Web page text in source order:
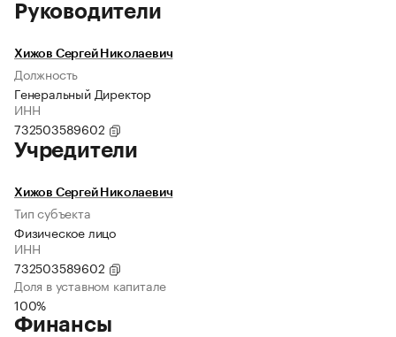
Руководители
Хижов Сергей Николаевич
Должность
Генеральный Директор
ИНН
732503589602
Учредители
Хижов Сергей Николаевич
Тип субъекта
Физическое лицо
ИНН
732503589602
Доля в уставном капитале
100%
Финансы